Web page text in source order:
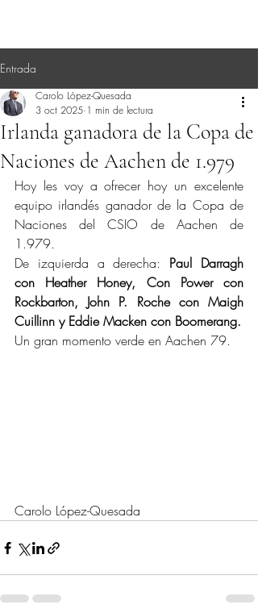
Entrada
Irlanda ganadora de la Copa de
Naciones de Aachen de 1.979
Carolo López-Quesada
3 oct 2025 1 min de lectura
Hoy les voy a ofrecer hoy un excelente
equipo irlandés ganador de la Copa de
Naciones del CSIO de Aachen de
1.979.
De izquierda a derecha: Paul Darragh
con Heather Honey, Con Power con
Rockbarton, John P. Roche con Maigh
Cuillinn y Eddie Macken con Boomerang.
Un gran momento verde en Aachen 79.
Carolo López-Quesada